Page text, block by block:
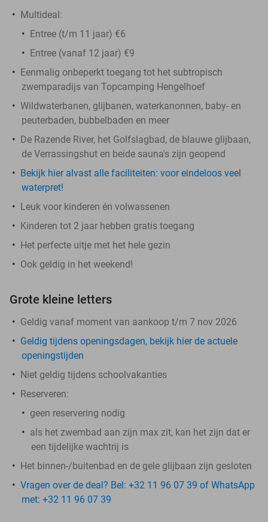
Multideal:
Entree (t/m 11 jaar) €6
Entree (vanaf 12 jaar) €9
Eenmalig onbeperkt toegang tot het subtropisch
zwemparadijs van Topcamping Hengelhoef
Wildwaterbanen, glijbanen, waterkanonnen, baby- en
peuterbaden, bubbelbaden en meer
De Razende River, het Golfslagbad, de blauwe glijbaan,
de Verrassingshut en beide sauna's zijn geopend
Bekijk hier alvast alle faciliteiten: voor eindeloos veel
waterpret!
Leuk voor kinderen én volwassenen
Kinderen tot 2 jaar hebben gratis toegang
Het perfecte uitje met het hele gezin
Ook geldig in het weekend!
Grote kleine letters
Geldig vanaf moment van aankoop t/m 7 nov 2026
Geldig tijdens openingsdagen, bekijk hier de actuele
openingstijden
Niet geldig tijdens schoolvakanties
Reserveren:
geen reservering nodig
als het zwembad aan zijn max zit, kan het zijn dat er
een tijdelijke wachtrij is
Het binnen-/buitenbad en de gele glijbaan zijn gesloten
Vragen over de deal? Bel: +32 11 96 07 39 of WhatsApp
met: +32 11 96 07 39